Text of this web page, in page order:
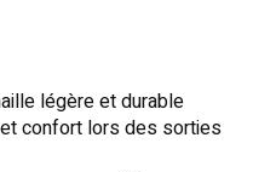
légère et durable
confort lors des sorties